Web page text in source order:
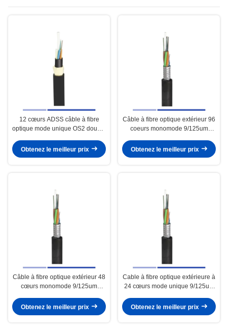
12 cœurs ADSS câble à fibre
optique mode unique OS2 double
Obtenez le meilleur prix
Câble à fibre optique extérieur 96
coeurs monomode 9/125um
Obtenez le meilleur prix
Câble à fibre optique extérieur 48
cœurs monomode 9/125um
Obtenez le meilleur prix
Cable à fibre optique extérieure à
24 cœurs mode unique 9/125um
Obtenez le meilleur prix